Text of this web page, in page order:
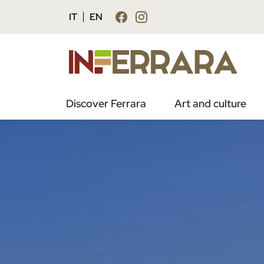
IT EN
Discover Ferrara Art and culture